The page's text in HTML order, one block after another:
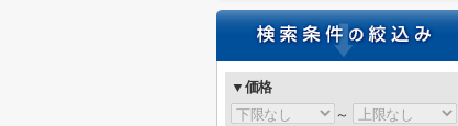
▼価格
～